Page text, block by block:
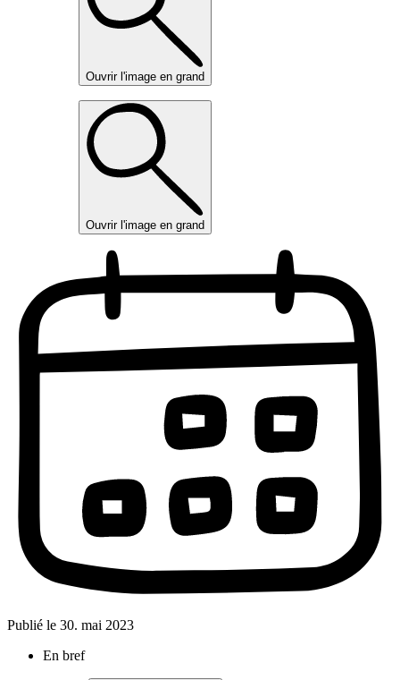
Ouvrir l'image en grand
Ouvrir l'image en grand
Publié le 30. mai 2023
En bref